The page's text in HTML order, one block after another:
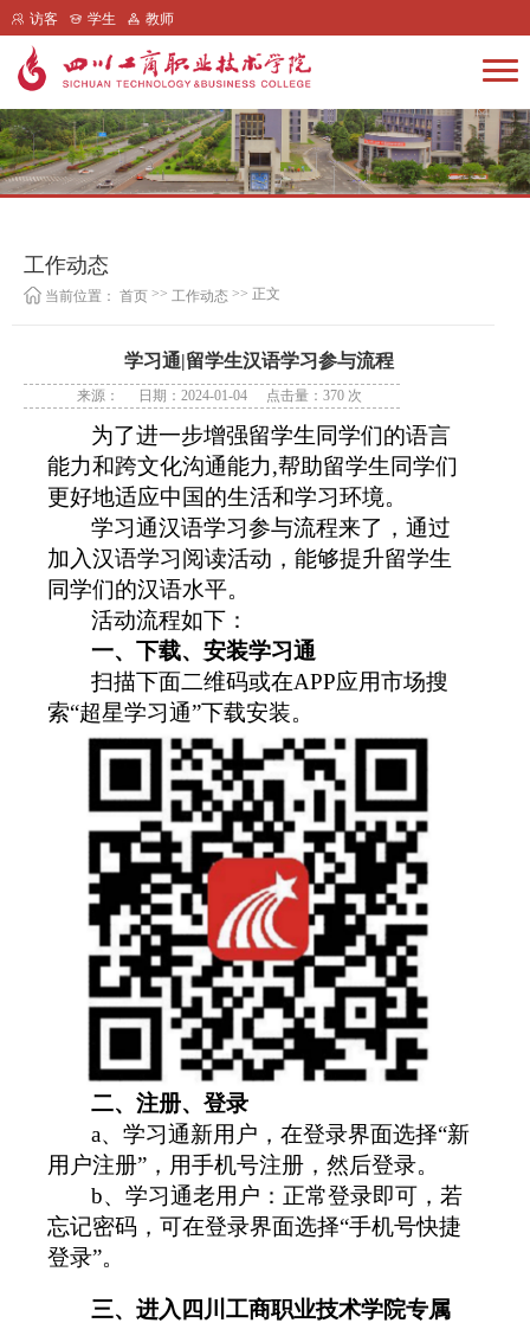
访客 学生 教师
工作动态
当前位置： 首页 >> 工作动态 >> 正文
学习通|留学生汉语学习参与流程
来源： 日期：2024-01-04 点击量： 370 次
为了进一步增强留学生同学们的语言
能力和跨文化沟通能力,帮助留学生同学们
更好地适应中国的生活和学习环境。
学习通汉语学习参与流程来了，通过
加入汉语学习阅读活动，能够提升留学生
同学们的汉语水平。
活动流程如下：
一、下载、安装学习通
扫描下面二维码或在APP应用市场搜
索“超星学习通”下载安装。
二、注册、登录
a、学习通新用户，在登录界面选择“新
用户注册” ，用手机号注册，然后登录。
b、学习通老用户：正常登录即可，若
忘记密码，可在登录界面选择“手机号快捷
登录”。
三、进入四川工商职业技术学院专属